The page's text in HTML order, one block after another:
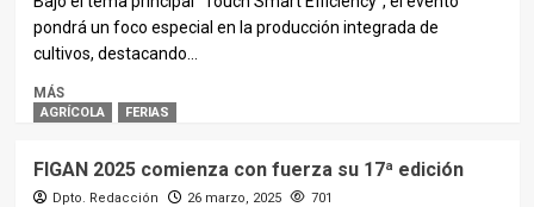
pondrá un foco especial en la producción integrada de
cultivos, destacando...
MÁS
AGRÍCOLA FERIAS
FIGAN 2025 comienza con fuerza su 17ª edición
Dpto. Redacción 26 marzo, 2025 701